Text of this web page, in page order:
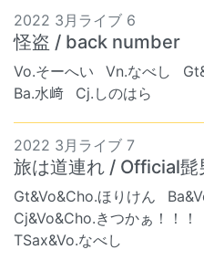
2022 3月ライブ 6
怪盗 / back number
Vo.そーへい Vn.なべし
Ba.水﨑
Cj.しのはら
2022 3月ライブ 7
旅は道連れ / Official
Gt&Vo&Cho.ほりけん
Cj&Vo&Cho.きつかぁ！！！
TSax&Vo.なべし